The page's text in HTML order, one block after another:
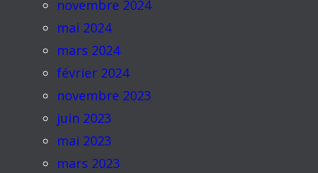
novembre 2024
mai 2024
mars 2024
février 2024
novembre 2023
juin 2023
mai 2023
mars 2023